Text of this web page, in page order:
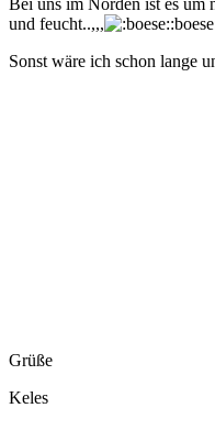
Bei uns im Norden ist es um
und feucht..,,,
Sonst wäre ich schon lange
Grüße
Keles